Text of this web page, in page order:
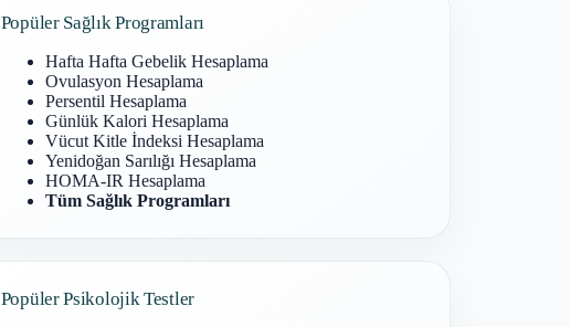
Popüler Sağlık Programları
Hafta Hafta Gebelik Hesaplama
Ovulasyon Hesaplama
Persentil Hesaplama
Günlük Kalori Hesaplama
Vücut Kitle İndeksi Hesaplama
Yenidoğan Sarılığı Hesaplama
HOMA-IR Hesaplama
Tüm Sağlık Programları
Popüler Psikolojik Testler